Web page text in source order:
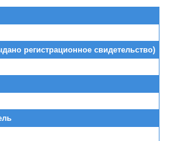
регистрационное свидетельство)